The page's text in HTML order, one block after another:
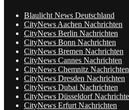
Blaulicht News Deutschland
CityNews Aachen Nachrichten
CityNews Berlin Nachrichten
CityNews Bonn Nachrichten
CityNews Bremen Nachrichten
CityNews Cannes Nachrichten
CityNews Chemnitz Nachrichten
CityNews Dresden Nachrichten
CityNews Dubai Nachrichten
CityNews Düsseldorf
CityNews Erfurt Nachrichten